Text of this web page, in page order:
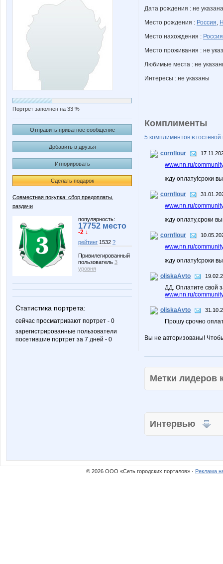
Портрет заполнен на 33 %
Отправить приватное сообщение
Добавить в друзья
Игнорировать
Сделать подарок
Совместная покупка: сбор предоплаты,
раздачи
популярность:
17752 место
-2 ↓
рейтинг 1532 ?
Привилегированный
пользователь 3
уровня
Статистика портрета:
сейчас просматривают портрет - 0
зарегистрированные пользователи
посетившие портрет за 7 дней - 0
Дата рождения : не указана
Место рождения : Россия,
Место нахождения : Россия
Место проживания : не
Любимые места : не
Интересы : не указаны
Комплименты
5 комплиментов в гостевой
cornflour
www.nn.ru/
жду оплату!сроки
cornflour
www.nn.ru/
жду оплату,сроки
cornflour
www.nn.ru/
жду оплату!сроки
oliskaAvto
ДД. Оплатите свой
www.nn.ru/
oliskaAvto
Прошу срочно
Вы не авторизованы!
Метки
Интервью
© 2026 ООО «Сеть городских порталов» · Реклама